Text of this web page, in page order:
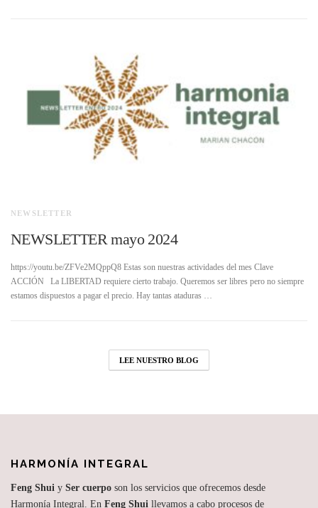
NEWSLETTER
NEWSLETTER mayo 2024
https://youtu.be/ZFVe2MQppQ8 Estas son nuestras actividades del mes Clave
ACCIÓN La LIBERTAD requiere cierto trabajo. Queremos ser libres pero no siempre
estamos dispuestos a pagar el precio. Hay tantas ataduras …
LEE NUESTRO BLOG
HARMONÍA INTEGRAL
Feng Shui y Ser cuerpo son los servicios que ofrecemos desde
Harmonía Integral. En Feng Shui llevamos a cabo procesos de